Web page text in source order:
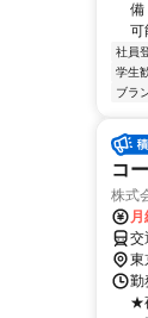
備
可
社員
学生
ブラ
コ
株式
イン)
月
交
東
勤
★